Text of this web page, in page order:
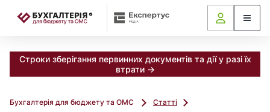
Строки зберігання первинних документів та дії у разі їх
втрати →
Бухгалтерія для бюджету та ОМС
Статті